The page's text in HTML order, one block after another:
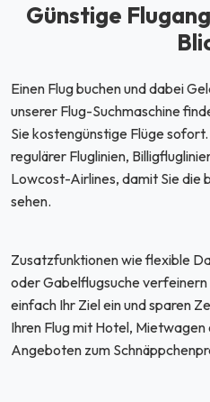
Günstige
Einen Flug buchen und dabei
unserer Flug-Suchmaschine
Sie kostengünstige Flüge
regulärer Fluglinien,
Lowcost-Airlines, damit Sie die
sehen.
Zusatzfunktionen wie flexible
oder Gabelflugsuche verfeinern
einfach Ihr Ziel ein und sparen
Ihren Flug mit Hotel,
Angeboten zum